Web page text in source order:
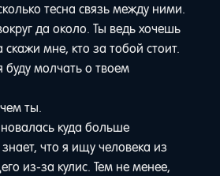
тесна связь между ними.
да около. Ты ведь хочешь
скажи мне, кто за тобой стоит.
буду молчать о твоем
ты.
куда больше
что я ищу человека из
из-за кулис. Тем не менее,